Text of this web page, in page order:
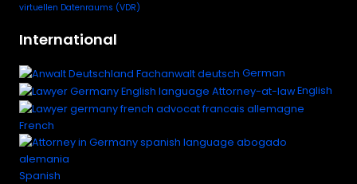
virtuellen Datenraums (VDR)
International
German
English
French
Spanish